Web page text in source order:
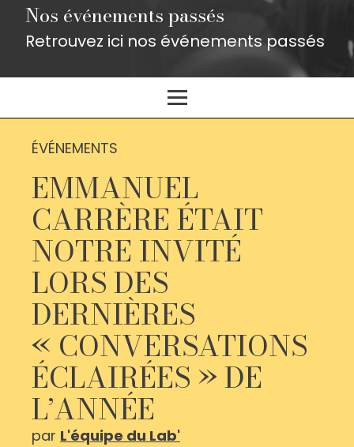
Nos événements passés
Retrouvez ici nos événements passés
ÉVÉNEMENTS
EMMANUEL
CARRÈRE ÉTAIT
NOTRE INVITÉ
LORS DES
DERNIÈRES
« CONVERSATIONS
ÉCLAIRÉES » DE
L’ANNÉE
par L'équipe du Lab'